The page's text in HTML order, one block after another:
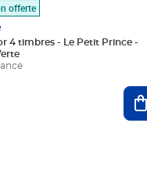
offerte
4 timbres - Le Petit Prince -